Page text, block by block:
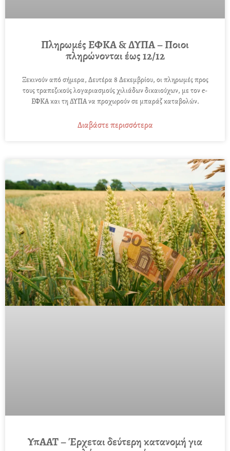
Πληρωμές ΕΦΚΑ & ΔΥΠΑ – Ποιοι
πληρώνονται έως 12/12
Ξεκινούν από σήμερα, Δευτέρα 8 Δεκεμβρίου, οι πληρωμές προς
τους τραπεζικούς λογαριασμούς χιλιάδων δικαιούχων, με τον e-
ΕΦΚΑ και τη ΔΥΠΑ να προχωρούν σε μπαράζ καταβολών.
Διαβάστε περισσότερα
ΥπΑΑΤ – Έρχεται δεύτερη κατανομή για